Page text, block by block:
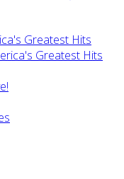
Greatest Hits